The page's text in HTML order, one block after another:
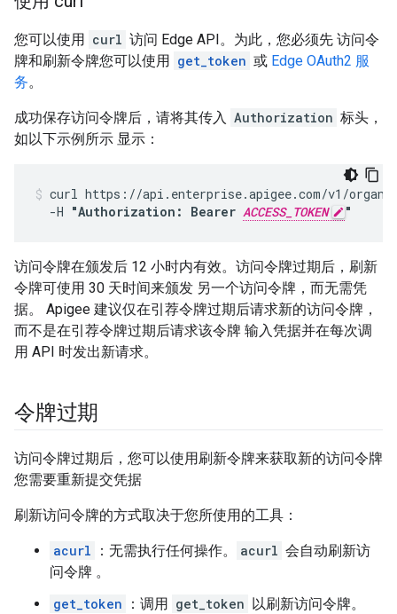
您可以使用 curl 访问 Edge API。为此，您必须先 访问令
牌和刷新令牌您可以使用 get_token 或 Edge OAuth2 服
务。
成功保存访问令牌后，请将其传入 Authorization 标头，
如以下示例所示 显示：
curl https://api.enterprise.apigee.com/v1/
  -H
"Authorization: Bearer ACCESS_TOKEN "
访问令牌在颁发后 12 小时内有效。访问令牌过期后，刷新
令牌可使用 30 天时间来颁发 另一个访问令牌，而无需凭
据。 Apigee 建议仅在引荐令牌过期后请求新的访问令牌，
而不是在引荐令牌过期后请求该令牌 输入凭据并在每次调
用 API 时发出新请求。
令牌过期
访问令牌过期后，您可以使用刷新令牌来获取新的访问令牌
您需要重新提交凭据
刷新访问令牌的方式取决于您所使用的工具：
acurl ：无需执行任何操作。 acurl 会自动刷新访
问令牌 。
get_token
：调用 get_token 以刷新访问令牌。